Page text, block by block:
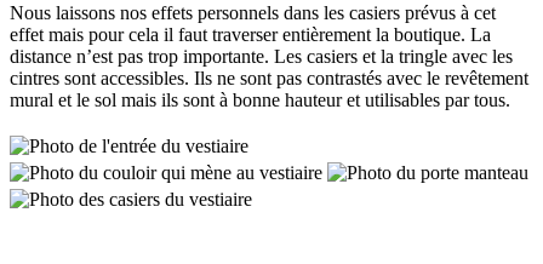
Nous laissons nos effets personnels dans les casiers prévus à cet
effet mais pour cela il faut traverser entièrement la boutique. La
distance n’est pas trop importante. Les casiers et la tringle avec les
cintres sont accessibles. Ils ne sont pas contrastés avec le revêtement
mural et le sol mais ils sont à bonne hauteur et utilisables par tous.